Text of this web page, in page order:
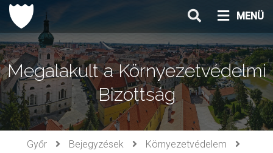
Ugrás
tartalomhoz
MENÜ
Megalakult a Környezetvédelmi
Bizottság
Győr Bejegyzések
Környezetvédelem